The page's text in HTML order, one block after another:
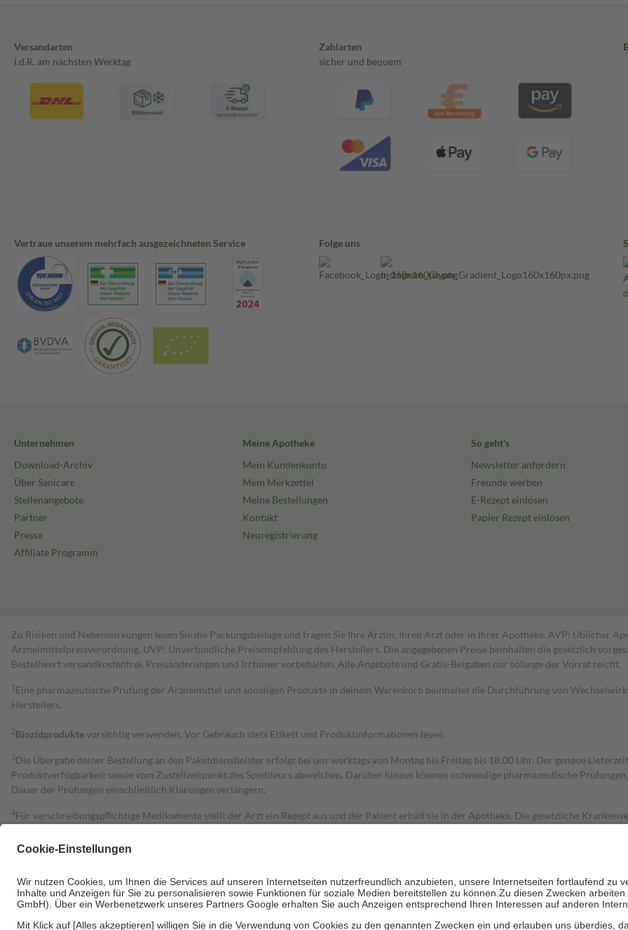
Versandarten
i.d.R. am nächsten Werktag
Zahlarten
sicher und bequem
Vertraue unserem mehrfach ausgezeichneten Service Folge uns
Unternehmen
Download-Archiv
Über Sanicare
Stellenangebote
Partner
Presse
Affiliate Programm
Meine Apotheke
Mein Kundenkonto
Mein Merkzettel
Meine Bestellungen
Kontakt
Neuregistrierung
So geht's
Newsletter anfordern
Freunde werben
E-Rezept einlösen
Papier Rezept einlösen
Zu Risiken und Nebenwirkungen lesen Sie die Packungsbeilage und fragen Sie Ihre Ärztin, Ihren Arzt oder in Ihrer Apotheke. AVP: Üblicher
Arzneimittelpreisverordnung. UVP: Unverbindliche Preisempfehlung des Herstellers. Die angegebenen Preise beinhalten die gesetzlich
Bestell­wert versand­kosten­frei. Preisänderungen und Irrtümer vorbehalten. Alle Angebote und Gratis-Beigaben nur solange der Vorrat reicht.
1 Eine pharmazeutische Prüfung der Arzneimittel und sonstigen Produkte in deinem Warenkorb beinhaltet die Durchführung von
Herstellers.
2Biozidproduktevorsichtig verwenden. Vor Gebrauch stets Etikett und Produktinformationen lesen.
3Die Übergabe deiner Bestellung an den Paketdienstleister erfolgt bei uns werktags von Montag bis Freitag bis 18:00 Uhr. Der genaue
Produktverfügbarkeit sowie vom Zustellzeitpunkt des Spediteurs abweichen. Darüber hinaus können notwendige pharmazeutische
Dauer der Prüfungen einschließlich Klärungen verlängern.
4Für verschreibungspflichtige Medikamente stellt der Arzt ein Rezept aus und der Patient erhält sie in der Apotheke. Die gesetzliche
Grundsätzlich leisten Mitglieder Zuzahlungen in Höhe von zehn Prozent des Abgabepreises,
Bei Heilmitteln und häuslicher Krankenpflege beträgt die Zuzahlung zehn Prozent der Kosten sowie zehn Euro je Verordnung.
Um das Engagement der Versicherten für ihre eigene Gesundheit zu stärken und die besondere Stellung der Familie zu unterstützen, fallen